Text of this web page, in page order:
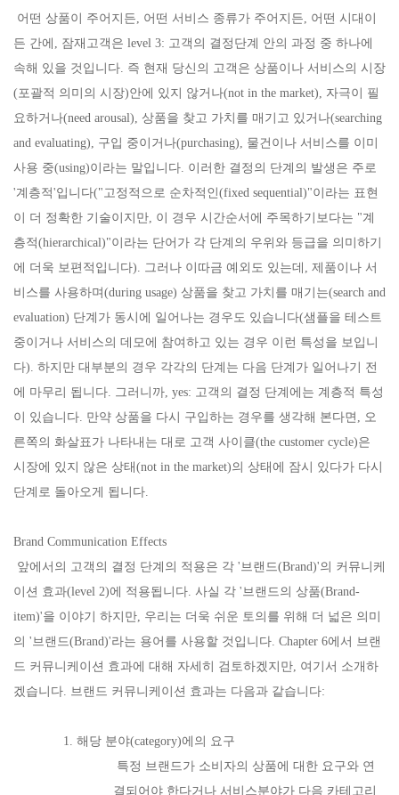
어떤 상품이 주어지든, 어떤 서비스 종류가 주어지든, 어떤 시대이
든 간에, 잠재고객은 level 3: 고객의 결정단계 안의 과정 중 하나에
속해 있을 것입니다. 즉 현재 당신의 고객은 상품이나 서비스의 시장
(포괄적 의미의 시장)안에 있지 않거나(not in the market), 자극이 필
요하거나(need arousal), 상품을 찾고 가치를 매기고 있거나(searching
and evaluating), 구입 중이거나(purchasing), 물건이나 서비스를 이미
사용 중(using)이라는 말입니다. 이러한 결정의 단계의 발생은 주로
'계층적'입니다("고정적으로 순차적인(fixed sequential)"이라는 표현
이 더 정확한 기술이지만, 이 경우 시간순서에 주목하기보다는 "계
층적(hierarchical)"이라는 단어가 각 단계의 우위와 등급을 의미하기
에 더욱 보편적입니다). 그러나 이따금 예외도 있는데, 제품이나 서
비스를 사용하며(during usage) 상품을 찾고 가치를 매기는(search and
evaluation) 단계가 동시에 일어나는 경우도 있습니다(샘플을 테스트
중이거나 서비스의 데모에 참여하고 있는 경우 이런 특성을 보입니
다). 하지만 대부분의 경우 각각의 단계는 다음 단계가 일어나기 전
에 마무리 됩니다. 그러니까, yes: 고객의 결정 단계에는 계층적 특성
이 있습니다. 만약 상품을 다시 구입하는 경우를 생각해 본다면, 오
른쪽의 화살표가 나타내는 대로 고객 사이클(the customer cycle)은
시장에 있지 않은 상태(not in the market)의 상태에 잠시 있다가 다시
단계로 돌아오게 됩니다.
Brand Communication Effects
앞에서의 고객의 결정 단계의 적용은 각 '브랜드(Brand)'의 커뮤니케
이션 효과(level 2)에 적용됩니다. 사실 각 '브랜드의 상품(Brand-
item)'을 이야기 하지만, 우리는 더욱 쉬운 토의를 위해 더 넓은 의미
의 '브랜드(Brand)'라는 용어를 사용할 것입니다. Chapter 6에서 브랜
드 커뮤니케이션 효과에 대해 자세히 검토하겠지만, 여기서 소개하
겠습니다. 브랜드 커뮤니케이션 효과는 다음과 같습니다:
1. 해당 분야(category)에의 요구
특정 브랜드가 소비자의 상품에 대한 요구와 연
결되어야 한다거나 서비스분야가 다음 카테고리